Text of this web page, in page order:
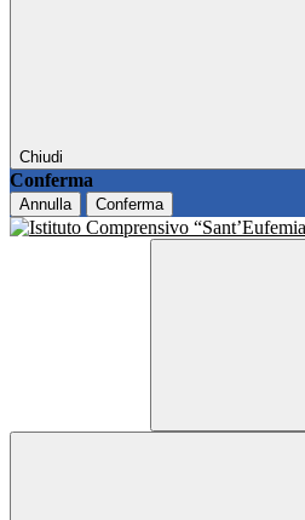
Chiudi
Conferma
Annulla Conferma